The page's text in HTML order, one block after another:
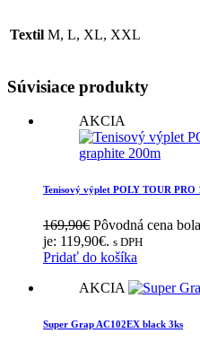
Textil M, L, XL, XXL
Súvisiace produkty
AKCIA
Tenisový výplet POLY TOUR PRO
169,90€ Pôvodná cena
je: 119,90€. s DPH
Pridať do košíka
AKCIA
Super Grap AC102EX black 3ks